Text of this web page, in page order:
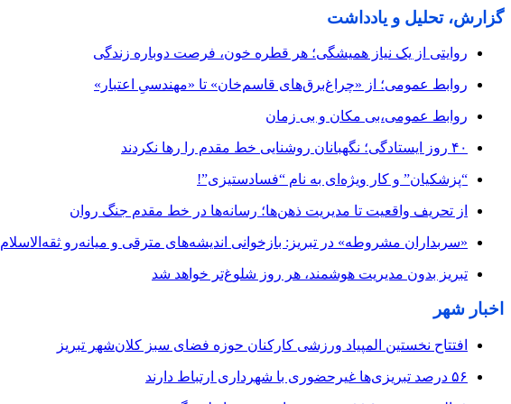
گزارش، تحلیل و یادداشت
روایتی از یک نیاز همیشگی؛ هر قطره خون، فرصت دوباره زندگی
روابط عمومی؛ از «چراغ‌برق‌های قاسم‌خان» تا «مهندسیِ اعتبار»
روابط عمومی،بی مکان و بی زمان
۴۰ روز ایستادگی؛ نگهبانان روشنایی خط مقدم را رها نکردند
“پزشکیان” و کار ویژه‌ای به نام “فسادستیزی”!
از تحریف واقعیت تا مدیریت ذهن‌ها؛ رسانه‌ها در خط مقدم جنگ روان
«سربداران مشروطه» در تبریز: بازخوانی اندیشه‌های مترقی و میانه‌رو ثقه‌الاسلام
تبریز بدون مدیریت هوشمند، هر روز شلوغ‌تر خواهد شد
اخبار شهر
افتتاح نخستین المپیاد ورزشی کارکنان حوزه فضای سبز کلان‌شهر تبریز
۵۶ درصد تبریزی‌ها غیرحضوری با شهرداری ارتباط دارند